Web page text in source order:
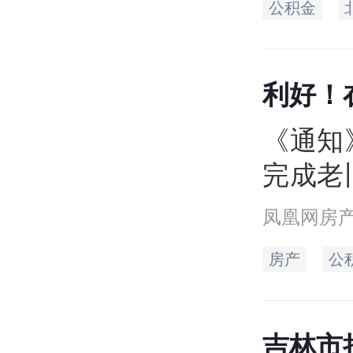
公积金
利好！
最高
《通
完成老
持力
住房
凤凰网房
房产 公
吉林市